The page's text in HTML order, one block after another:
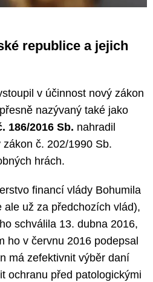
republice a jejich
v účinnost nový zákon
nazývaný také jako
186/2016 Sb. nahradil
č. 202/1990 Sb.
hrách.
financí vlády Bohumila
ale už za předchozích vlád),
schválila 13. dubna 2016,
ho v červnu 2016 podepsal
má zefektivnit výběr daní
ochranu před patologickými